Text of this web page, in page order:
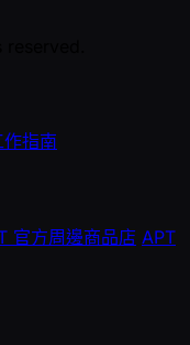
指南
官方周邊商品店 APT